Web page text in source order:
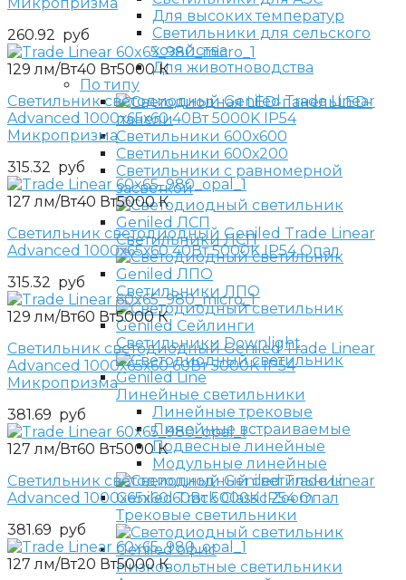
Для высоких температур
Светильники для сельского
хозяйства
Для животноводства
По типу
LED-
панели
Светильники 600х600
Светильники 600х200
Светильники с равномерной
засветкой
Светильники ЛСП
Светильники ЛПО
Светильники Downlight
Линейные светильники
Линейные трековые
Линейные встраиваемые
Подвесные линейные
Модульные линейные
Трековые светильники
Низковольтные светильники
260.92 руб
129 лм/Вт40 Вт5000 К
Светильник светодиодный Geniled Trade Linear
Advanced 1000х65х60 40Вт 5000K IP54
Микропризма
315.32 руб
127 лм/Вт40 Вт5000 К
Светильник светодиодный Geniled Trade Linear
Advanced 1000х65х60 40Вт 5000K IP54 Опал
315.32 руб
129 лм/Вт60 Вт5000 К
Светильник светодиодный Geniled Trade Linear
Advanced 1000х65х60 60Вт 5000K IP54
Микропризма
381.69 руб
127 лм/Вт60 Вт5000 К
Светильник светодиодный Geniled Trade Linear
Advanced 1000х65х60 60Вт 5000K IP54 Опал
381.69 руб
127 лм/Вт20 Вт5000 К